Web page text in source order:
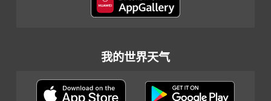
我的世界天气